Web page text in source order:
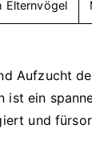
Elternvögel
Aufzucht
ist ein
und